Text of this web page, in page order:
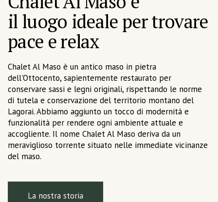
il luogo ideale per trovare
pace e relax
Chalet Al Maso è un antico maso in pietra
dell'Ottocento, sapientemente restaurato per
conservare sassi e legni originali, rispettando le norme
di tutela e conservazione del territorio montano del
Lagorai. Abbiamo aggiunto un tocco di modernità e
funzionalità per rendere ogni ambiente attuale e
accogliente. Il nome Chalet Al Maso deriva da un
meraviglioso torrente situato nelle immediate vicinanze
del maso.
La nostra storia